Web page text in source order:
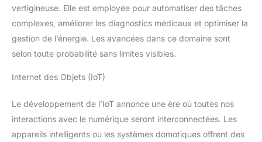
vertigineuse. Elle est employée pour automatiser des tâches
complexes, améliorer les diagnostics médicaux et optimiser la
gestion de l’énergie. Les avancées dans ce domaine sont
selon toute probabilité sans limites visibles.
Internet des Objets (IoT)
Le développement de l’IoT annonce une ère où toutes nos
interactions avec le numérique seront interconnectées. Les
appareils intelligents ou les systèmes domotiques offrent des